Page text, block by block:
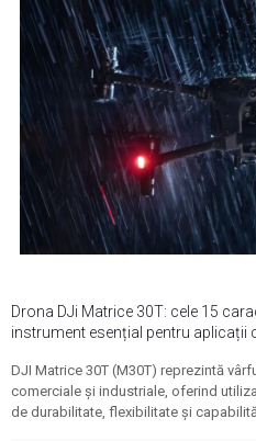
Drona DJi Matrice 30T: cele 15
instrument esențial pentru aplicații
DJI Matrice 30T (M30T) reprezintă
comerciale și industriale, oferind
de durabilitate, flexibilitate și